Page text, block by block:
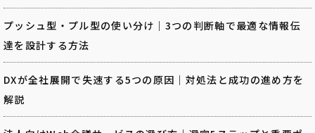
プッシュ型・プル型の使い分け｜3つの判断軸で最適な情報伝
達を設計する方法
DXが全社展開で失速する5つの原因｜対処法と成功の進め方を
解説